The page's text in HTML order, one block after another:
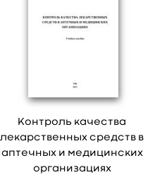
Контроль качества
лекарственных средств в
аптечных и медицинских
организациях